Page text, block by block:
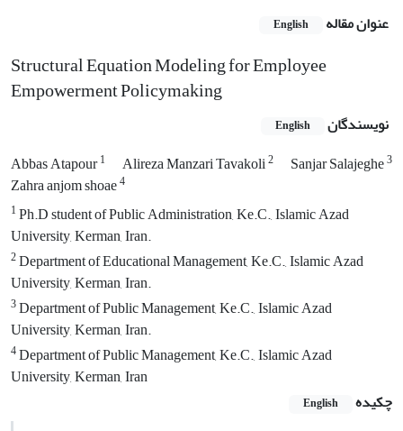
عنوان مقاله English
Structural Equation Modeling for Employee
Empowerment Policymaking
نویسندگان English
Abbas Atapour1 Alireza Manzari Tavakoli2 Sanjar Salajeghe3
Zahra anjom shoae4
1Ph.D student of Public Administration, Ke.C., Islamic Azad
University, Kerman, Iran.
2Department of Educational Management, Ke.C., Islamic Azad
University, Kerman, Iran.
3Department of Public Management, Ke.C., Islamic Azad
University, Kerman, Iran.
4Department of Public Management, Ke.C., Islamic Azad
University, Kerman, Iran
چکیده
English